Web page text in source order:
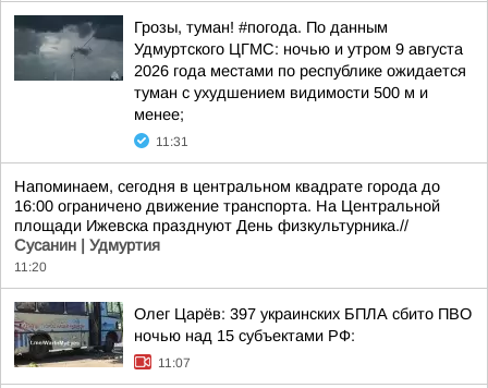
Грозы, туман! #погода. По данным
Удмуртского ЦГМС: ночью и утром 9 августа
2026 года местами по республике ожидается
туман с ухудшением видимости 500 м и
менее;
11:31
Напоминаем, сегодня в центральном квадрате города до
16:00 ограничено движение транспорта. На Центральной
площади Ижевска празднуют День физкультурника.//
Сусанин | Удмуртия
11:20
Олег Царёв: 397 украинских БПЛА сбито ПВО
ночью над 15 субъектами РФ:
11:07